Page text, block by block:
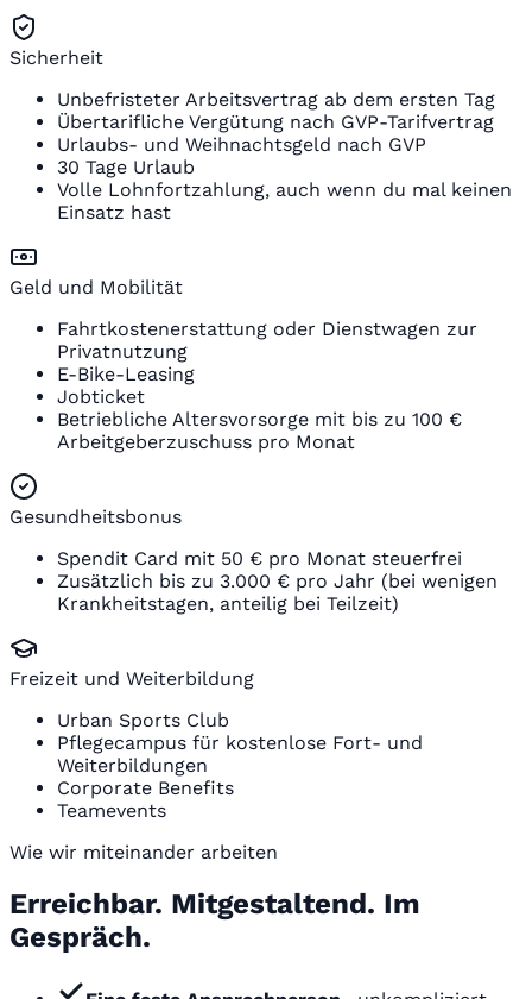
Sicherheit
Unbefristeter Arbeitsvertrag ab dem ersten Tag
Übertarifliche Vergütung nach GVP-Tarifvertrag
Urlaubs- und Weihnachtsgeld nach GVP
30 Tage Urlaub
Volle Lohnfortzahlung, auch wenn du mal keinen
Einsatz hast
Geld und Mobilität
Fahrtkostenerstattung oder Dienstwagen zur
Privatnutzung
E-Bike-Leasing
Jobticket
Betriebliche Altersvorsorge mit bis zu 100 €
Arbeitgeberzuschuss pro Monat
Gesundheitsbonus
Spendit Card mit 50 € pro Monat steuerfrei
Zusätzlich bis zu 3.000 € pro Jahr (bei wenigen
Krankheitstagen, anteilig bei Teilzeit)
Freizeit und Weiterbildung
Urban Sports Club
Pflegecampus für kostenlose Fort- und
Weiterbildungen
Corporate Benefits
Teamevents
Wie wir miteinander arbeiten
Erreichbar. Mitgestaltend. Im
Gespräch.